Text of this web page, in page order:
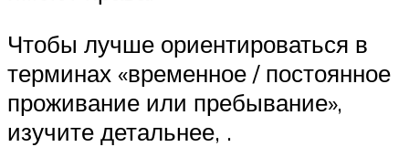
Чтобы лучше ориентироваться в
терминах «временное / постоянное
проживание или пребывание»,
изучите детальнее, .